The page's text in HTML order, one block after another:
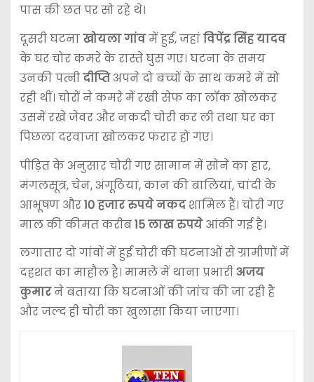
पास की छत पर सो रहे थे।
दूसरी घटनाखोयला गांवमें हुई, जहांविपेंद्र सिंह यादव
के घर चोर कमरे के रास्ते घुस गए। घटना के समय
उनकी पत्नीदीप्तिअपने दो बच्चों के साथ कमरे में सो
रही थीं। चोरों ने कमरे में रखी सेफ का लॉक खोलकर
उसमें रखे जेवर और नकदी चोरी कर ली तथा घर का
पिछला दरवाजा खोलकर फरार हो गए।
पीड़ित के अनुसार चोरी गए सामान में सोने का हार,
मंगलसूत्र, चेन, अंगूठियां, कान की बालियां, चांदी के
आभूषण और10 हजार रुपये नकदशामिल हैं। चोरी गए
माल की कीमत करीब15 लाख रुपयेआंकी गई है।
लगातार दो गांवों में हुई चोरी की घटनाओं से ग्रामीणों में
दहशत का माहौल है। मामले में थाना प्रभारीअजय
कुमारने बताया कि घटनाओं की जांच की जा रही है
और जल्द ही चोरी का खुलासा किया जाएगा।